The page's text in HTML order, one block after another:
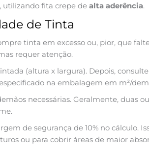
fita crepe de alta aderência.
de Tinta
tinta em excesso ou, pior, que
requer atenção.
(altura x largura). Depois,
na embalagem em m²/
necessárias. Geralmente, duas
de segurança de 10% no cálculo.
ou para cobrir áreas de maior